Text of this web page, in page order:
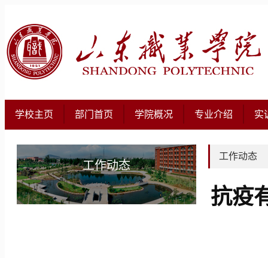
学校主页 部门首页 学院概况 专业介绍 实
工作动态
工作动态
抗疫